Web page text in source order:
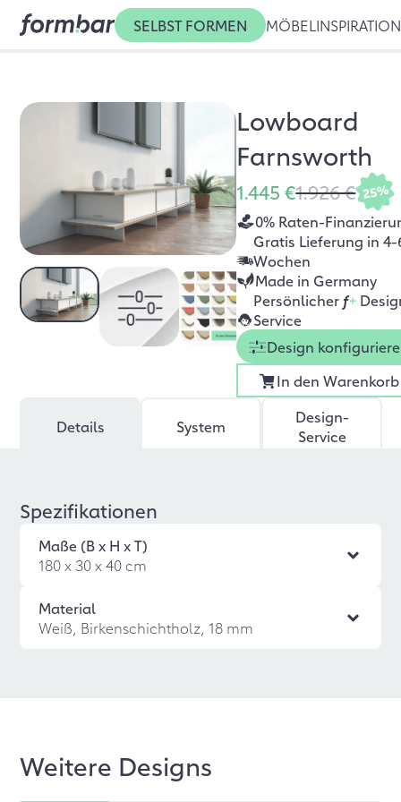
SELBST FORMEN MÖBEL INSPIRATION
Lowboard
Farnsworth
1.445 €1.926 € 25%
0% Raten-
Gratis Lieferung in 4-
Wochen
Made in Germany
Persönlicher f+
Service
Design
In den Warenkorb
Details System
Design-
Service
Spezifikationen
Maße (B x H x T)
180 x 30 x 40 cm
Material
Weiß, Birkenschichtholz, 18 mm
Weitere Designs